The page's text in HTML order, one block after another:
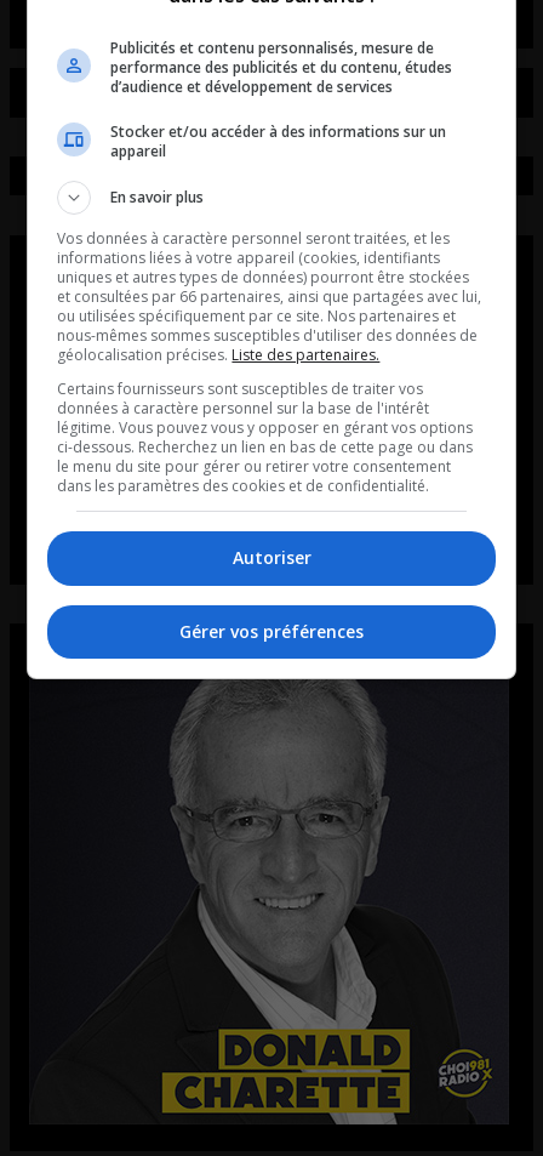
Publicités et contenu personnalisés, mesure de
performance des publicités et du contenu, études
d’audience et développement de services
Stocker et/ou accéder à des informations sur un
appareil
En savoir plus
Vos données à caractère personnel seront traitées, et les
informations liées à votre appareil (cookies, identifiants
uniques et autres types de données) pourront être stockées
et consultées par 66 partenaires, ainsi que partagées avec lui,
ou utilisées spécifiquement par ce site. Nos partenaires et
nous-mêmes sommes susceptibles d'utiliser des données de
géolocalisation précises. Liste des partenaires.
Certains fournisseurs sont susceptibles de traiter vos
données à caractère personnel sur la base de l'intérêt
légitime. Vous pouvez vous y opposer en gérant vos options
ci-dessous. Recherchez un lien en bas de cette page ou dans
le menu du site pour gérer ou retirer votre consentement
dans les paramètres des cookies et de confidentialité.
Autoriser
Gérer vos préférences